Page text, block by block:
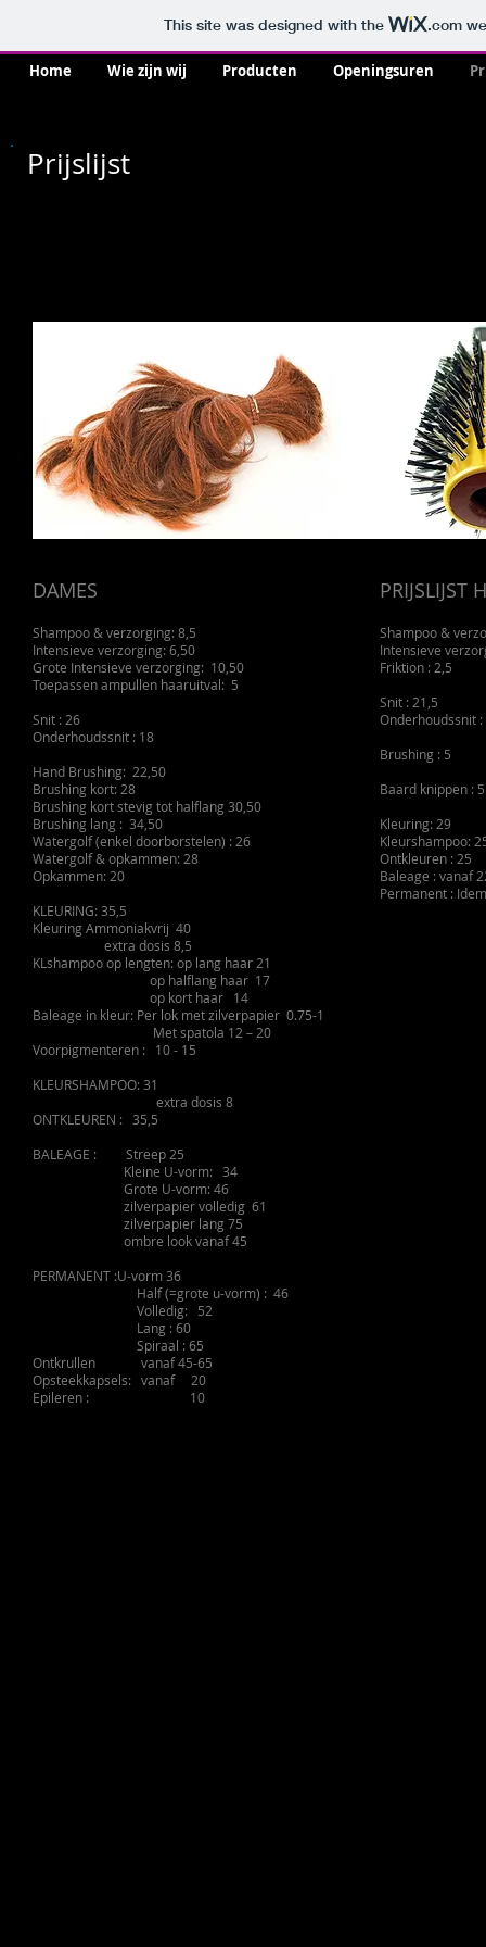
This site was designed with the .com
Home Wie zijn wij Producten Openingsuren
Prijslijst
DAMES
Shampoo & verzorging: 8,5
Intensieve verzorging: 6,50
Grote Intensieve verzorging: 10,50
Toepassen ampullen haaruitval: 5
Snit : 26
Onderhoudssnit : 18
Hand Brushing: 22,50
Brushing kort: 28
Brushing kort stevig tot halflang 30,50
Brushing lang : 34,50
Watergolf (enkel doorborstelen) : 26
Watergolf & opkammen: 28
Opkammen: 20
KLEURING: 35,5
Kleuring Ammoniakvrij 40
extra dosis 8,5
KLshampoo op lengten: op lang haar 21
op halflang haar 17
op kort haar 14
Baleage in kleur: Per lok met zilverpapier 0.75-1
Met spatola 12 – 20
Voorpigmenteren : 10 - 15
KLEURSHAMPOO: 31
extra dosis 8
ONTKLEUREN : 35,5
BALEAGE : Streep 25
Kleine U-vorm: 34
Grote U-vorm: 46
zilverpapier volledig 61
zilverpapier lang 75
ombre look vanaf 45
PERMANENT :U-vorm 36
Half (=grote u-vorm) : 46
Volledig: 52
Lang : 60
Spiraal : 65
Ontkrullen vanaf 45-65
Opsteekkapsels: vanaf 20
Epileren : 10
PRIJSLIJST
Shampoo &
Intensieve
Friktion : 2,5
Snit : 21,5
Onderhoudssnit :
Brushing : 5
Baard knippen : 5
Kleuring: 29
Kleurshampoo:
Ontkleuren : 25
Baleage : vanaf
Permanent :